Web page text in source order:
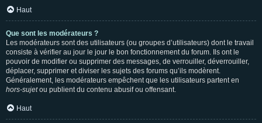
Haut
Que sont les modérateurs ?
Les modérateurs sont des utilisateurs (ou groupes d’utilisateurs) dont le travail
consiste à vérifier au jour le jour le bon fonctionnement du forum. Ils ont le
pouvoir de modifier ou supprimer des messages, de verrouiller, déverrouiller,
déplacer, supprimer et diviser les sujets des forums qu’ils modèrent.
Généralement, les modérateurs empêchent que les utilisateurs partent en
hors-sujetou publient du contenu abusif ou offensant.
Haut